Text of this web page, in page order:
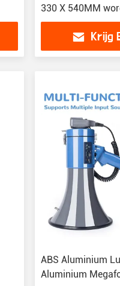
330 X 540MM
Krijg
ABS Aluminium
Aluminium